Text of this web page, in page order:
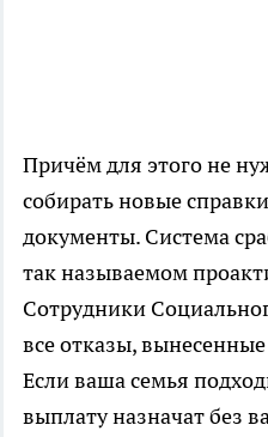
Причём для этого не
собирать новые
документы. Система
так называемом
Сотрудники
все отказы,
Если ваша семья
выплату назначат без